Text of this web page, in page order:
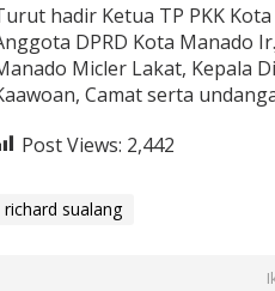
hadir Ketua TP PKK
DPRD Kota Manado
Micler Lakat, Kepala
Camat serta
Post Views: 2,442
richard sualang